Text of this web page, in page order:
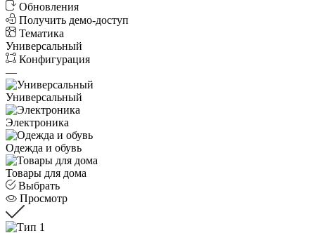
Обновления
Получить демо-доступ
Тематика
Универсальный
Конфигурация
—
Универсальный
Электроника
Одежда и обувь
Товары для дома
Выбрать
Просмотр